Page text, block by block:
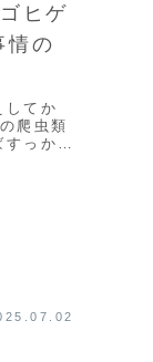
ヒゲ
情の
してか
爬虫類
っかり